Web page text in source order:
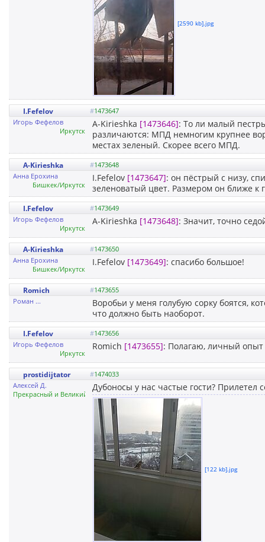
[2590 kb].jpg
I.Fefelov #1473647
Игорь Фефелов
Иркутск
A-Kirieshka [1473646]: То ли малый
различаются: МПД немногим крупнее
местах зеленый. Скорее всего МПД.
A-Kirieshka #1473648
Анна Ерохина
Бишкек/Иркутск
I.Fefelov [1473647]: он пёстрый с низу,
зеленоватый цвет. Размером он ближе к
I.Fefelov #1473649
Игорь Фефелов
Иркутск
A-Kirieshka [1473648]: Значит, точно
A-Kirieshka #1473650
Анна Ерохина
Бишкек/Иркутск
I.Fefelov [1473649]: спасибо большое!
Romich #1473655
Роман ...
Воробьи у меня голубую сорку боятся,
что должно быть наоборот.
I.Fefelov #1473656
Игорь Фефелов
Иркутск
Romich [1473655]: Полагаю, личный
prostidijtator #1474033
Алексей Д.
Прекрасный и Великий Иркутск
Дубоносы у нас частые гости? Прилетел
[122 kb].jpg